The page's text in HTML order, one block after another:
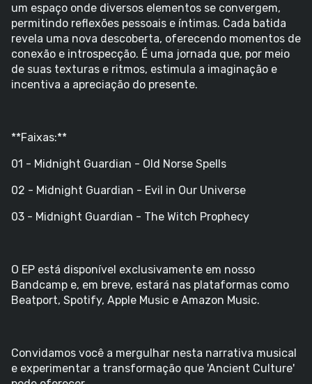
um espaço onde diversos elementos se convergem,
permitindo reflexões pessoais e íntimas. Cada batida
revela uma nova descoberta, oferecendo momentos de
conexão e introspecção. É uma jornada que, por meio
de suas texturas e ritmos, estimula a imaginação e
incentiva a apreciação do presente.
**Faixas:**
01 - Midnight Guardian - Old Norse Spells
02 - Midnight Guardian - Evil in Our Universe
03 - Midnight Guardian - The Witch Prophecy
O EP está disponível exclusivamente em nosso
Bandcamp e, em breve, estará nas plataformas como
Beatport, Spotify, Apple Music e Amazon Music.
Convidamos você a mergulhar nesta narrativa musical
e experimentar a transformação que 'Ancient Culture'